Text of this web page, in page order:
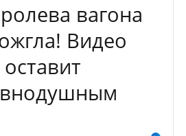
вагона
Видео